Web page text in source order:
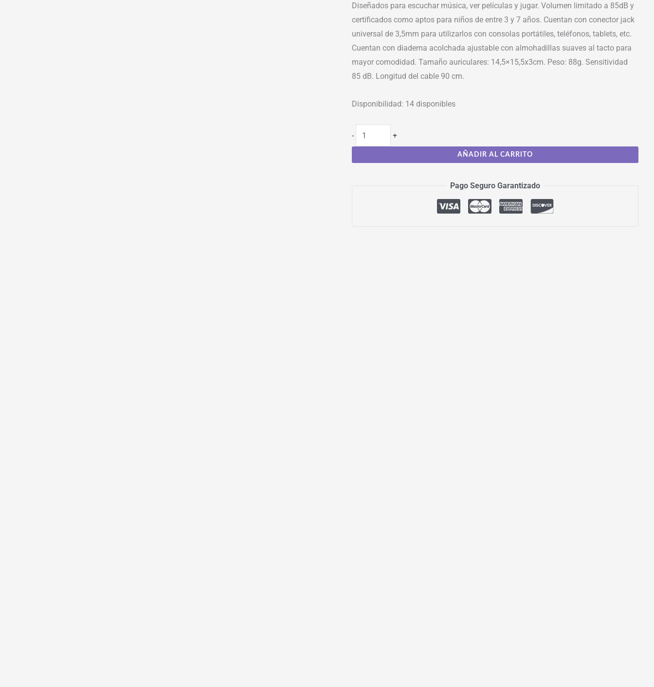
Diseñados para escuchar música, ver películas y jugar. Volumen limitado a 85dB y
certificados como aptos para niños de entre 3 y 7 años. Cuentan con conector jack
universal de 3,5mm para utilizarlos con consolas portátiles, teléfonos, tablets, etc.
Cuentan con diadema acolchada ajustable con almohadillas suaves al tacto para
mayor comodidad. Tamaño auriculares: 14,5×15,5x3cm. Peso: 88g. Sensitividad
85 dB. Longitud del cable 90 cm.
Disponibilidad: 14 disponibles
- +
AÑADIR AL CARRITO
Pago Seguro Garantizado